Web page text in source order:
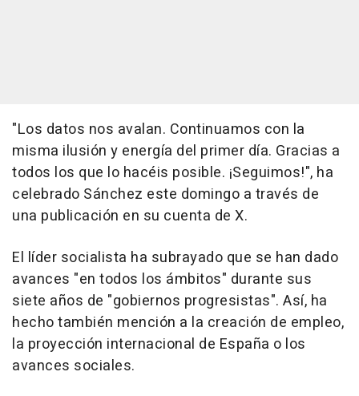
"Los datos nos avalan. Continuamos con la
misma ilusión y energía del primer día. Gracias a
todos los que lo hacéis posible. ¡Seguimos!", ha
celebrado Sánchez este domingo a través de
una publicación en su cuenta de X.
El líder socialista ha subrayado que se han dado
avances "en todos los ámbitos" durante sus
siete años de "gobiernos progresistas". Así, ha
hecho también mención a la creación de empleo,
la proyección internacional de España o los
avances sociales.